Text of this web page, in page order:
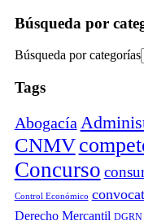
Búsqueda por
Búsqueda por categorías
Tags
Abogacía
CNMV
Concurso
Control Económico
Derecho Mercantil DGRN